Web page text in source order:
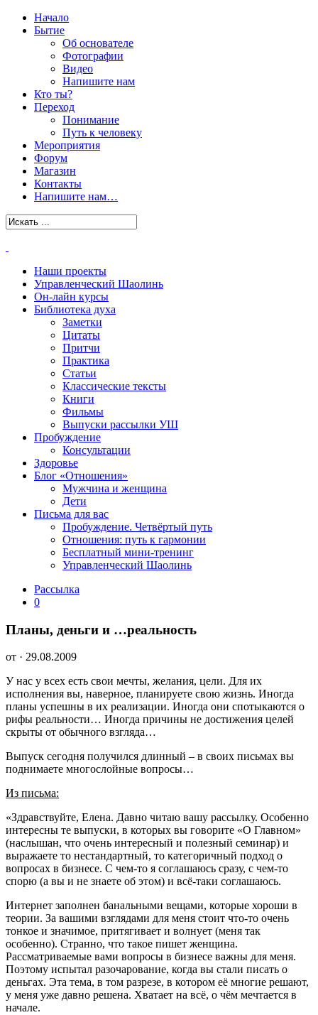
Начало
Бытие
Об основателе
Фотографии
Видео
Напишите нам
Кто ты?
Переход
Понимание
Путь к человеку
Мероприятия
Форум
Магазин
Контакты
Напишите нам…
Наши проекты
Управленческий Шаолинь
Он-лайн курсы
Библиотека духа
Заметки
Цитаты
Притчи
Практика
Статьи
Классические тексты
Книги
Фильмы
Выпуски рассылки УШ
Пробуждение
Консультации
Здоровье
Блог «Отношения»
Мужчина и женщина
Дети
Письма для вас
Пробуждение. Четвёртый путь
Отношения: путь к гармонии
Бесплатный мини-тренинг
Управленческий Шаолинь
Рассылка
0
Планы, деньги и …реальность
от · 29.08.2009
У нас у всех есть свои мечты, желания, цели. Для их
исполнения вы, наверное, планируете свою жизнь. Иногда
планы успешны в их реализации. Иногда они спотыкаются о
рифы реальности… Иногда причины не достижения целей
скрыты от обычного взгляда…
Выпуск сегодня получился длинный – в своих письмах вы
поднимаете многослойные вопросы…
Из письма:
«Здравствуйте, Елена. Давно читаю вашу рассылку. Особенно
интересны те выпуски, в которых вы говорите «О Главном»
(наслышан, что очень интересный и полезный семинар) и
выражаете то нестандартный, то категоричный подход о
вопросах в бизнесе. С чем-то я соглашаюсь сразу, с чем-то
спорю (а вы и не знаете об этом) и всё-таки соглашаюсь.
Интернет заполнен банальными вещами, которые хороши в
теории. За вашими взглядами для меня стоит что-то очень
тонкое и значимое, притягивает и волнует (меня так
особенно). Странно, что такое пишет женщина.
Рассматриваемые вами вопросы в бизнесе важны для меня.
Поэтому испытал разочарование, когда вы стали писать о
деньгах. Эта тема, в том разрезе, в котором её многие решают,
у меня уже давно решена. Хватает на всё, о чём мечтается в
начале.